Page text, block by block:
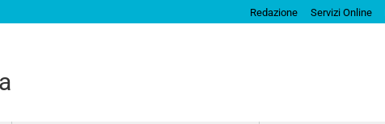
Redazione Servizi Online